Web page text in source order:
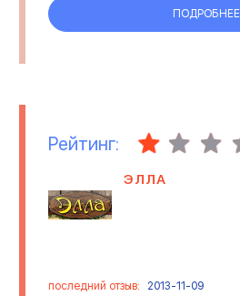
ПОДРОБНЕЕ
Рейтинг:
ЭЛЛА
последний отзыв: 2013-11-09